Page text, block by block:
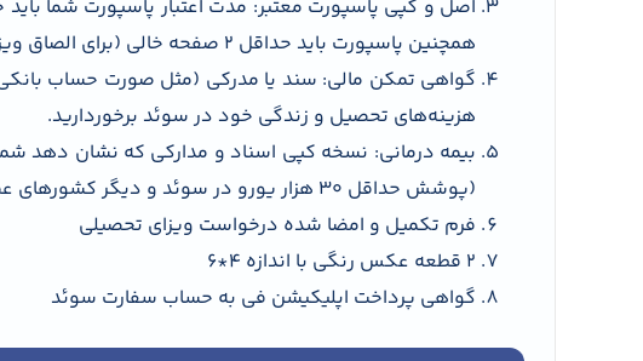
همچنین پاسپورت باید حداقل 2 صفحه خالی (برای الصاق ویزا) داشته و ظرف 10 سال گذشته صادر شده‌باشد.
گواهی تمکن مالی: سند یا مدرکی (مثل صورت حساب
هزینه‌های تحصیل و زندگی خود در سوئد برخوردارید.
بیمه درمانی: نسخه کپی اسناد و مدارکی که نشان دهد
(پوشش حداقل 30 هزار یورو در سوئد و دیگر کشورهای عضو شینگن).
فرم تکمیل و امضا شده درخواست ویزای تحصیلی
2 قطعه عکس رنگی با اندازه 4*6
گواهی پرداخت اپلیکیشن فی به حساب سفارت سوئد